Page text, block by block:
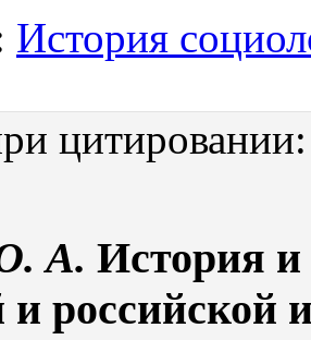
История
цитировании:
А. История и
российской